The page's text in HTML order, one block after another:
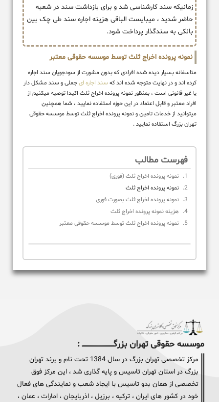
زمانیکه سند کارشناسی شد و برای بازداشت سند در شعبه
حاضر شدید ، میبایست الباقی هزینه اجاره سند طی چک بین
بانکی به سندگذار پرداخت شود.
نمونه پرونده اخراج ثلث توسط موسسه حقوقی معتبر
متاسفانه بسیار دیده شده افرادی که بدون مشورت از سودجویان سند اجاره
کرده اند و در نهایت متوجه شده اند که سند اجاره ایجعلی و سند مشکل دار
یا غیر قانونی است ، بمنظور نمونه پرونده اخراج ثلث اکیدا توصیه میکنیم از
افراد معتبر و قابل اعتماد در این حوزه استفاده نمایید ، شما همچنین
میتوانید از خدمات تامین و نمونه پرونده اخراج ثلث توسط موسسه حقوقی
تهران بزرگ استفاده نمایید .
فهرست مطالب
نمونه پرونده اخراج ثلث (فوری)
نمونه پرونده اخراج ثلث
نمونه پرونده اخراج ثلث بصورت فوری
هزینه نمونه پرونده اخراج ثلث
نمونه پرونده اخراج ثلث توسط موسسه حقوقی معتبر
موسسه حقوقی تهران بزرگــــــــــــــــــــــــــــــــ :
مرکز تخصصی تهران بزرگ در سال 1384 تحت نام و برند تهران
بزرگ در استان تهران تاسیس و پایه گذاری شد ، این مرکز فوق
تخصصی از همان بدو تاسیس با ایجاد شعب و نمایندگی های فعال
خود در کشور های ایران ، ترکیه ، برزیل ، اذربایجان ، امارات ، عمان ،